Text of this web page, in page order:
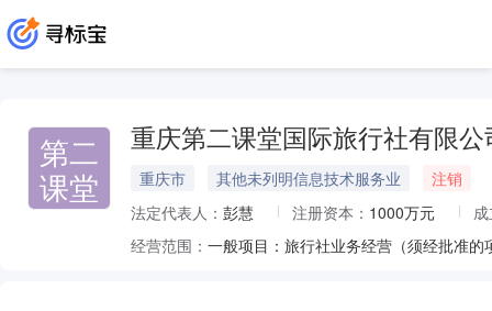
第二
课堂
重庆第二课堂国际旅行社有限公
重庆市 其他未列明信息技术服务业
注销
法定代表人： 彭慧 注册资本： 1000万元
经营范围：